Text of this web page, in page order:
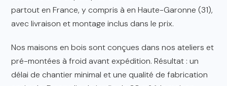
partout en France, y compris à en Haute-Garonne (31),
avec livraison et montage inclus dans le prix.
Nos maisons en bois sont conçues dans nos ateliers et
pré-montées à froid avant expédition. Résultat : un
délai de chantier minimal et une qualité de fabrication